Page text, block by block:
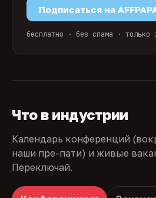
Подписаться на
бесплатно · без спама · только
Что в индустрии
Календарь конференций
наши пре-пати) и живые
Переключай.